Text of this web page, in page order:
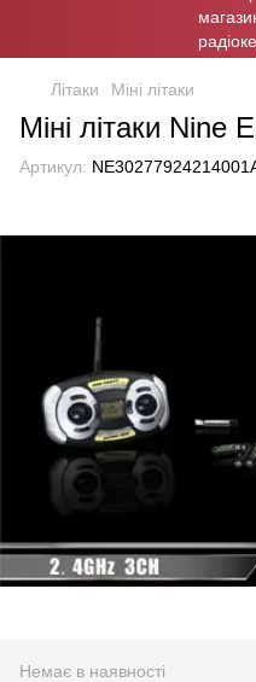
Літаки Міні літаки
Міні літаки Nine
Артикул:
Немає в наявності